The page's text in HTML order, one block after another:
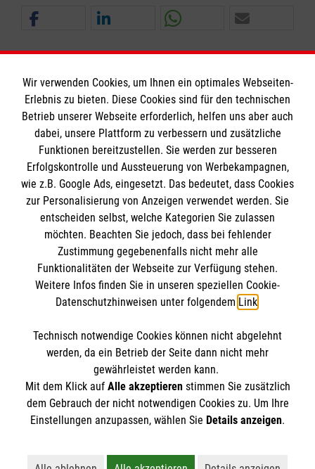
Informationen
Impressum
Datenschutz
Barrierefreiheit
Kontakt
Die Malteser
Malteser in Deutschland
Malteserorden
Sharepoint
Spendenkonto
Pax-Bank für Kirche und Caritas eG
IBAN: DE70 3706 0193 4001 1551 60
BIC / S.W.I.F.T: GENODED1PAX
So finden Sie uns
Burkhardstraße 31
67549 Worms
Der Malteser Hilfsdienst e.V. ist als eingetragene
Gewerbesteuer befreit.
Wir verwenden Cookies, um Ihnen ein optimales Webseiten-
Erlebnis zu bieten. Diese Cookies sind für den technischen
Betrieb unserer Webseite erforderlich, helfen uns aber auch
dabei, unsere Plattform zu verbessern und zusätzliche
Funktionen bereitzustellen. Sie werden zur besseren
Erfolgskontrolle und Aussteuerung von Werbekampagnen,
wie z.B. Google Ads, eingesetzt. Das bedeutet, dass Cookies
zur Personalisierung von Anzeigen verwendet werden. Sie
entscheiden selbst, welche Kategorien Sie zulassen
möchten. Beachten Sie jedoch, dass bei fehlender
Zustimmung gegebenenfalls nicht mehr alle
Funktionalitäten der Webseite zur Verfügung stehen.
Weitere Infos finden Sie in unseren speziellen Cookie-
Datenschutzhinweisen unter folgendem Link.
Technisch notwendige Cookies können nicht abgelehnt
werden, da ein Betrieb der Seite dann nicht mehr
gewährleistet werden kann.
Mit dem Klick auf Alle akzeptierenstimmen Sie zusätzlich
dem Gebrauch der nicht notwendigen Cookies zu. Um Ihre
Einstellungen anzupassen, wählen Sie Details anzeigen.